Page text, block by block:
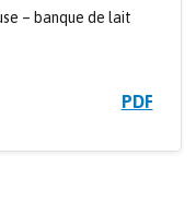
– banque de lait
PDF